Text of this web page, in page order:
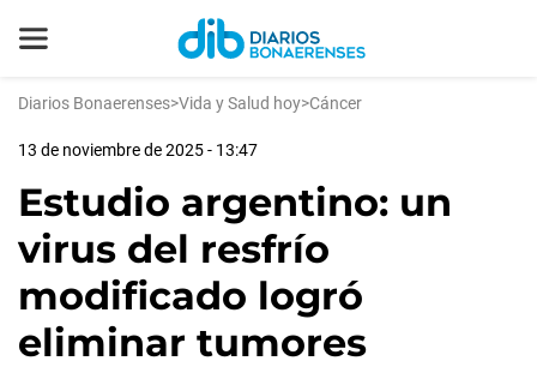
Diarios Bonaerenses>Vida y Salud hoy>Cáncer
13 de noviembre de 2025 - 13:47
Estudio argentino: un
virus del resfrío
modificado logró
eliminar tumores